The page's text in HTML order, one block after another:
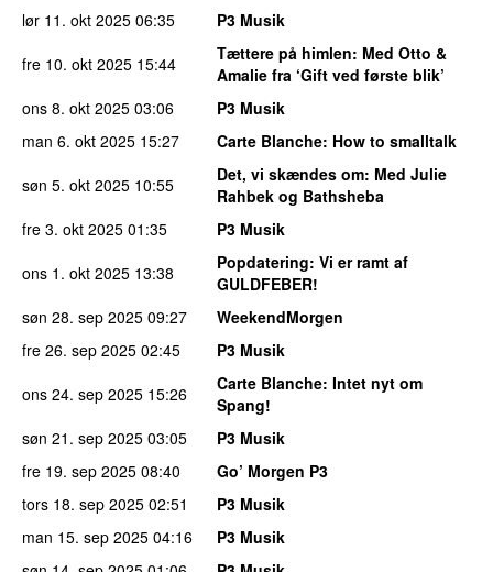
lør 11. okt 2025 06:35
P3 Musik
fre 10. okt 2025 15:44 Tættere på himlen: Med Otto &
Amalie fra ‘Gift ved første blik’
ons 8. okt 2025 03:06
P3 Musik
man 6. okt 2025 15:27 Carte Blanche: How to smalltalk
søn 5. okt 2025 10:55 Det, vi skændes om: Med Julie
Rahbek og Bathsheba
fre 3. okt 2025 01:35
P3 Musik
ons 1. okt 2025 13:38 Popdatering: Vi er ramt af
GULDFEBER!
søn 28. sep 2025 09:27
WeekendMorgen
fre 26. sep 2025 02:45
P3 Musik
ons 24. sep 2025 15:26 Carte Blanche: Intet nyt om
Spang!
søn 21. sep 2025 03:05
P3 Musik
fre 19. sep 2025 08:40
Go’ Morgen P3
tors 18. sep 2025 02:51
P3 Musik
man 15. sep 2025 04:16
P3 Musik